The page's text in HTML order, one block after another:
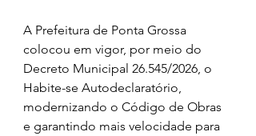
A Prefeitura de Ponta Grossa
colocou em vigor, por meio do
Decreto Municipal 26.545/2026, o
Habite-se Autodeclaratório,
modernizando o Código de Obras
e garantindo mais velocidade para